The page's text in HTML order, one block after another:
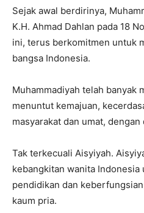
Sejak awal berdirinya,
K.H. Ahmad Dahlan pada 18
ini, terus berkomitmen untuk
bangsa Indonesia.
Muhammadiyah telah banyak
menuntut kemajuan,
masyarakat dan umat, dengan
Tak terkecuali Aisyiyah.
kebangkitan wanita Indonesia
pendidikan dan
kaum pria.